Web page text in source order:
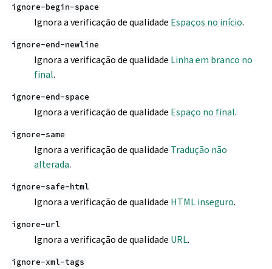
ignore-begin-space
Ignora a verificação de qualidade Espaços no início.
ignore-end-newline
Ignora a verificação de qualidade Linha em branco no
final.
ignore-end-space
Ignora a verificação de qualidade Espaço no final.
ignore-same
Ignora a verificação de qualidade Tradução não
alterada.
ignore-safe-html
Ignora a verificação de qualidade HTML inseguro.
ignore-url
Ignora a verificação de qualidade URL.
ignore-xml-tags